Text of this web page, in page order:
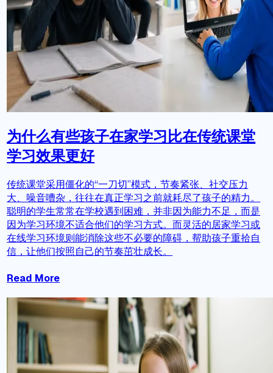
为什么有些孩子在家学习比在传统课堂
学习效果更好
传统课堂采用僵化的“一刀切”模式，节奏紧张、社交压力
大、噪音嘈杂，往往在真正学习之前就耗尽了孩子的精力。
聪明的学生常常在学校遇到困难，并非因为能力不足，而是
因为学习环境不适合他们的学习方式。而灵活的居家学习或
在线学习环境则能消除这些不必要的障碍，帮助孩子重拾自
信，让他们按照自己的节奏茁壮成长。
Read More